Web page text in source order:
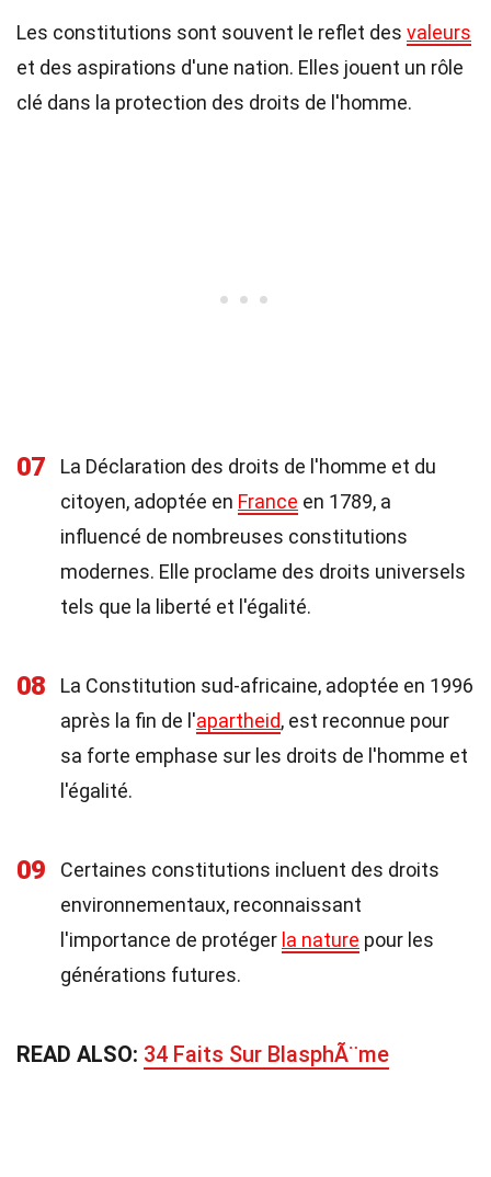
Les constitutions sont souvent le reflet des valeurs
et des aspirations d'une nation. Elles jouent un rôle
clé dans la protection des droits de l'homme.
07
La Déclaration des droits de l'homme et du
citoyen, adoptée en France en 1789, a
influencé de nombreuses constitutions
modernes. Elle proclame des droits universels
tels que la liberté et l'égalité.
08
La Constitution sud-africaine, adoptée en 1996
après la fin de l'apartheid, est reconnue pour
sa forte emphase sur les droits de l'homme et
l'égalité.
09
Certaines constitutions incluent des droits
environnementaux, reconnaissant
l'importance de protéger la nature pour les
générations futures.
READ ALSO: 34 Faits Sur BlasphÃ¨me